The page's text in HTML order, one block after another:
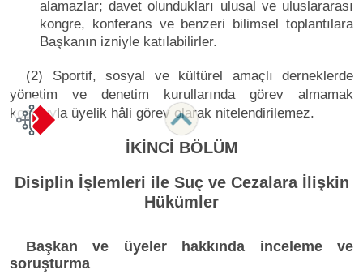
alamazlar; davet olundukları ulusal ve uluslararası
kongre, konferans ve benzeri bilimsel toplantılara
Başkanın izniyle katılabilirler.
(2) Sportif, sosyal ve kültürel amaçlı derneklerde
yönetim ve denetim kurullarında görev almamak
koşuluyla üyelik hâli görev olarak nitelendirilemez.
İKİNCİ BÖLÜM
Disiplin İşlemleri ile Suç ve Cezalara İlişkin
Hükümler
Başkan ve üyeler hakkında inceleme ve
soruşturma